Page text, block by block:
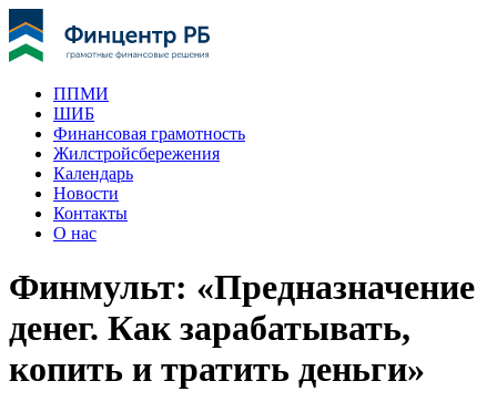
ППМИ
ШИБ
Финансовая грамотность
Жилстройсбережения
Календарь
Новости
Контакты
О нас
Финмульт: «Предназначение
денег. Как зарабатывать,
копить и тратить деньги»